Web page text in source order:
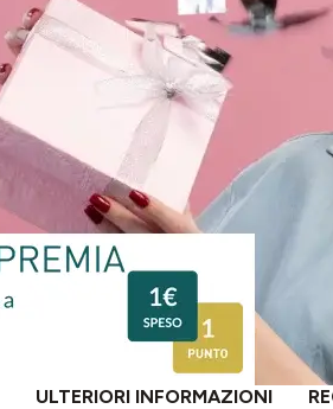
ULTERIORI INFORMAZIONI